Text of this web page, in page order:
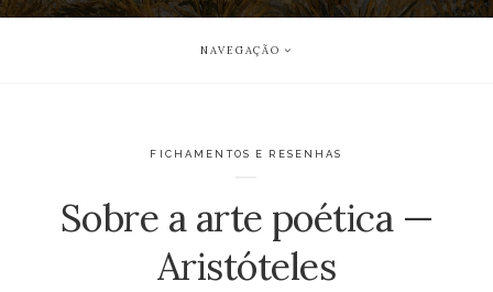
NAVEGAÇÃO
FICHAMENTOS E RESENHAS
Sobre a arte poética —
Aristóteles